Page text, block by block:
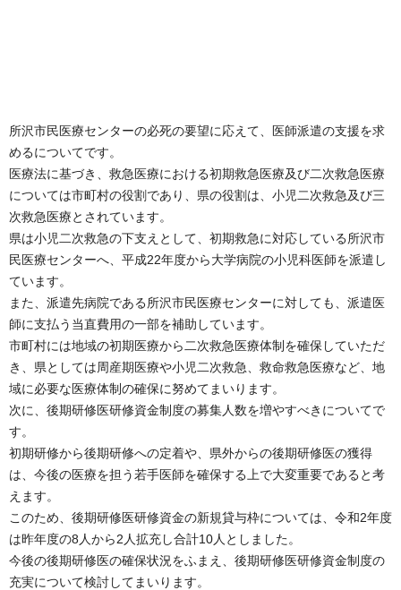
所沢市民医療センターの必死の要望に応えて、医師派遣の支援を求
めるについてです。
医療法に基づき、救急医療における初期救急医療及び二次救急医療
については市町村の役割であり、県の役割は、小児二次救急及び三
次救急医療とされています。
県は小児二次救急の下支えとして、初期救急に対応している所沢市
民医療センターへ、平成22年度から大学病院の小児科医師を派遣し
ています。
また、派遣先病院である所沢市民医療センターに対しても、派遣医
師に支払う当直費用の一部を補助しています。
市町村には地域の初期医療から二次救急医療体制を確保していただ
き、県としては周産期医療や小児二次救急、救命救急医療など、地
域に必要な医療体制の確保に努めてまいります。
次に、後期研修医研修資金制度の募集人数を増やすべきについてで
す。
初期研修から後期研修への定着や、県外からの後期研修医の獲得
は、今後の医療を担う若手医師を確保する上で大変重要であると考
えます。
このため、後期研修医研修資金の新規貸与枠については、令和2年度
は昨年度の8人から2人拡充し合計10人としました。
今後の後期研修医の確保状況をふまえ、後期研修医研修資金制度の
充実について検討してまいります。